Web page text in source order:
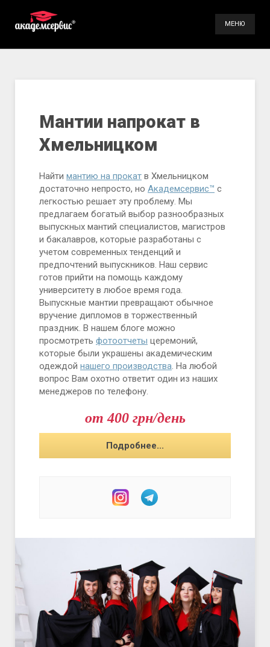
МЕНЮ
Мантии напрокат в
Хмельницком
Найти мантию на прокат в Хмельницком
достаточно непросто, но Академсервис™ с
легкостью решает эту проблему. Мы
предлагаем богатый выбор разнообразных
выпускных мантий специалистов, магистров
и бакалавров, которые разработаны с
учетом современных тенденций и
предпочтений выпускников. Наш сервис
готов прийти на помощь каждому
университету в любое время года.
Выпускные мантии превращают обычное
вручение дипломов в торжественный
праздник. В нашем блоге можно
просмотреть фотоотчеты церемоний,
которые были украшены академическим
одеждой нашего производства. На любой
вопрос Вам охотно ответит один из наших
менеджеров по телефону.
от 400 грн/день
Подробнее...